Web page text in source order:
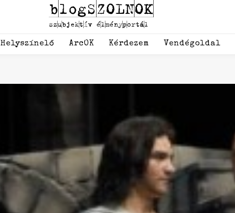
Helyszínelő ArcOK Kérdezem Vendégoldal